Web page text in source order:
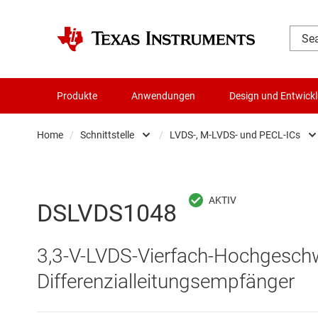
Produkte Anwendungen Design und
Home / Schnittstelle
Batteriemanagement-ICs
Die- & Wafer-Services
DLP-Produkte
/ LVDS-, M-LVDS- und PECL-ICs
HDMI-,
Highspeed-SerDes
DSLVDS1048
3,3-V-LVDS-Vierfach-
Differenzialleitungsempfänger